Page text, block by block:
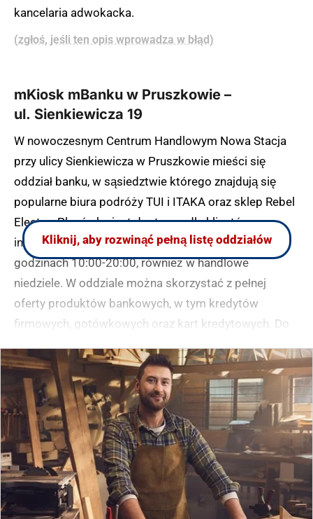
kancelaria adwokacka.
(zgłoś, jeśli ten opis wprowadza w błąd)
mKiosk mBanku w Pruszkowie –
ul. Sienkiewicza 19
W nowoczesnym Centrum Handlowym Nowa Stacja
przy ulicy Sienkiewicza w Pruszkowie mieści się
oddział banku, w sąsiedztwie którego znajdują się
popularne biura podróży TUI i ITAKA oraz sklep Rebel
Electro. Placówka jest dostępna dla klientów
indywidualnych przez siedem dni w tygodniu w
godzinach 10:00-20:00, również w handlowe
niedziele. W oddziale można skorzystać z pełnej
oferty produktów bankowych, w tym kredytów
firmowych, gotówkowych oraz kart kredytowych. Do
komunikacją miejską lub samochodem, korzystając z
przestronnego parkingu dostępnego dla klientów.
(zgłoś, jeśli ten opis wprowadza w błąd)
Kliknij, aby rozwinąć pełną listę oddziałów